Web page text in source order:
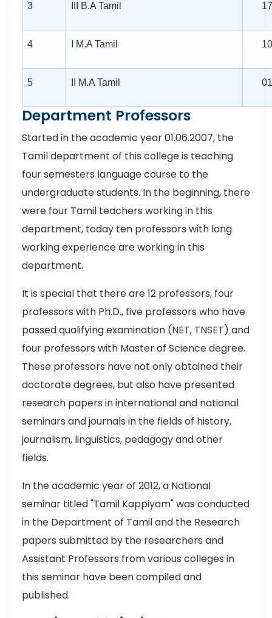
3 III B.A Tamil 17
4 I M.A Tamil 10
5 II M.A Tamil 01
Department Professors
Started in the academic year 01.06.2007, the
Tamil department of this college is teaching
four semesters language course to the
undergraduate students. In the beginning, there
were four Tamil teachers working in this
department, today ten professors with long
working experience are working in this
department.
It is special that there are 12 professors, four
professors with Ph.D., five professors who have
passed qualifying examination (NET, TNSET) and
four professors with Master of Science degree.
These professors have not only obtained their
doctorate degrees, but also have presented
research papers in international and national
seminars and journals in the fields of history,
journalism, linguistics, pedagogy and other
fields.
In the academic year of 2012, a National
seminar titled "Tamil Kappiyam" was conducted
in the Department of Tamil and the Research
papers submitted by the researchers and
Assistant Professors from various colleges in
this seminar have been compiled and
published.